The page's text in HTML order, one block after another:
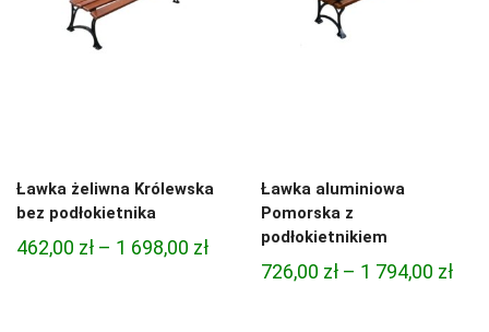
Ławka żeliwna Królewska
bez podłokietnika
462,00 zł – 1 698,00 złZakres
Ławka aluminiowa
Pomorska z
podłokietnikiem
726,00 zł – 1 794,00 zł